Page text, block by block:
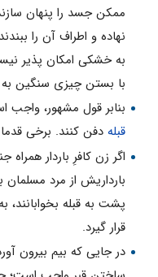
ممکن جسد را پنهان
نهاده و اطراف آن را
به خشکی امکان پذیر
با بستن چیزی سنگین به
بنابر قول مشهور، واجب
قبلهدفن کنند. برخی
اگر زن کافرِ باردار
بارداریش از مرد مسلمان
پشت به قبله
قرار گیرد.
در جایی که بیم بیرون